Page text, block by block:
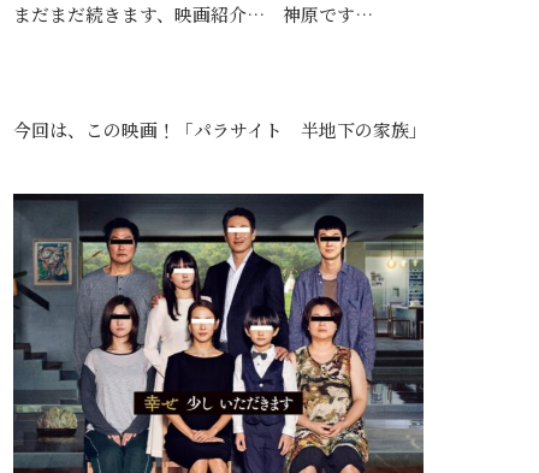
まだまだ続きます、映画紹介… 神原です…
今回は、この映画！「パラサイト 半地下の家族」